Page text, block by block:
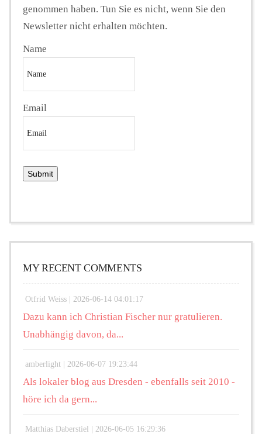
genommen haben. Tun Sie es nicht, wenn Sie den
Newsletter nicht erhalten möchten.
Name
Email
MY RECENT COMMENTS
Otfrid Weiss | 2026-06-14 04:01:17
Dazu kann ich Christian Fischer nur gratulieren.
Unabhängig davon, da...
amberlight | 2026-06-07 19:23:44
Als lokaler blog aus Dresden - ebenfalls seit 2010 -
höre ich da gern...
Matthias Daberstiel | 2026-06-05 16:29:36